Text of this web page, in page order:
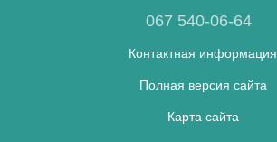
067 540-06-64
Контактная информация
Полная версия сайта
Карта сайта